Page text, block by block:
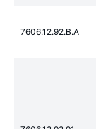
7606.12.92.B.A